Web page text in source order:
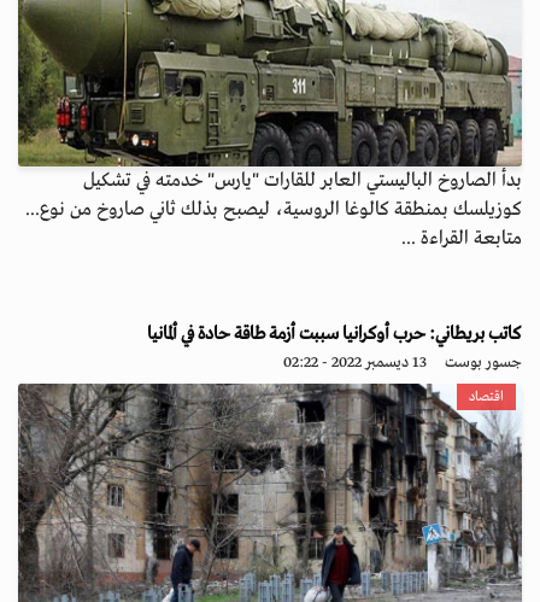
بدأ الصاروخ الباليستي العابر للقارات "يارس" خدمته في تشكيل
كوزيلسك بمنطقة كالوغا الروسية، ليصبح بذلك ثاني صاروخ من نوع...
متابعة القراءة ...
كاتب بريطاني: حرب أوكرانيا سببت أزمة طاقة حادة في ألمانيا
جسور بوست 13 ديسمبر 2022 - 02:22
اقتصاد